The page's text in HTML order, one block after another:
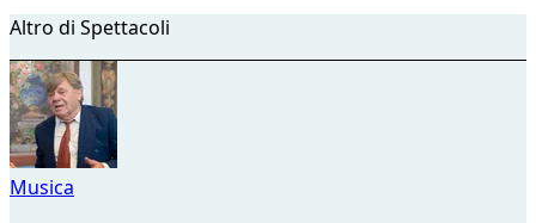
Altro di Spettacoli
Musica